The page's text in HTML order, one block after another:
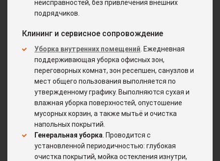
неисправностей, без привлечения внешних
подрядчиков.
Клининг и сервисное сопровождение
Уборка внутренних помещений . Ежедневная
поддерживающая уборка офисных зон,
переговорных комнат, зон ресепшен, санузлов и
мест общего пользования выполняется по
утвержденному графику. Выполняются сухая и
влажная уборка поверхностей, опустошение
мусорных корзин, а также мытьё и очистка
напольных покрытий.
Генеральная уборка . Проводится с
установленной периодичностью: глубокая
очистка покрытий, мойка остекления изнутри,